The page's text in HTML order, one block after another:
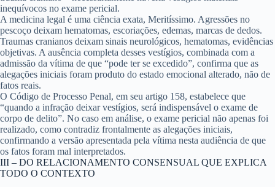
inequívocos no exame pericial.
A medicina legal é uma ciência exata, Meritíssimo. Agressões no
pescoço deixam hematomas, escoriações, edemas, marcas de dedos.
Traumas cranianos deixam sinais neurológicos, hematomas, evidências
objetivas. A ausência completa desses vestígios, combinada com a
admissão da vítima de que “pode ter se excedido”, confirma que as
alegações iniciais foram produto do estado emocional alterado, não de
fatos reais.
O Código de Processo Penal, em seu artigo 158, estabelece que
“quando a infração deixar vestígios, será indispensável o exame de
corpo de delito”. No caso em análise, o exame pericial não apenas foi
realizado, como contradiz frontalmente as alegações iniciais,
confirmando a versão apresentada pela vítima nesta audiência de que
os fatos foram mal interpretados.
III – DO RELACIONAMENTO CONSENSUAL QUE EXPLICA
TODO O CONTEXTO